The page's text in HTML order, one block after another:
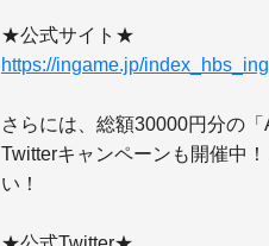
https://ingame.jp/
さらには、総額30000円分の
Twitterキャンペーンも開催中
い！